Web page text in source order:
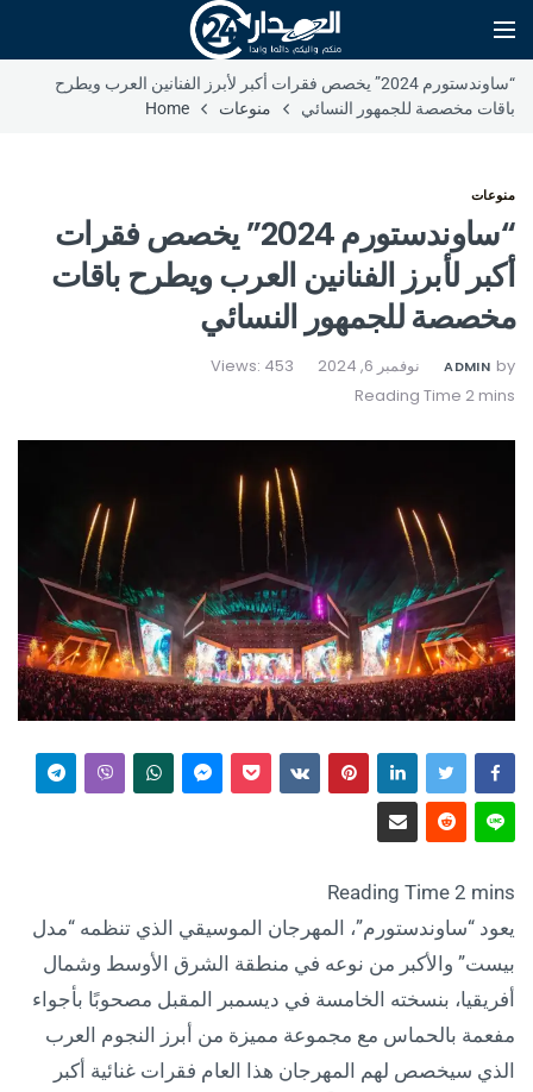
“ساوندستورم 2024” يخصص فقرات أكبر لأبرز الفنانين العرب ويطرح
باقات مخصصة للجمهور النسائي
منوعات Home
منوعات
“ساوندستورم 2024” يخصص فقرات
أكبر لأبرز الفنانين العرب ويطرح باقات
مخصصة للجمهور النسائي
by
ADMIN نوفمبر 6, 2024 Views: 453
يعود “ساوندستورم”، المهرجان الموسيقي الذي تنظمه “مدل
بيست” والأكبر من نوعه في منطقة الشرق الأوسط وشمال
أفريقيا، بنسخته الخامسة في ديسمبر المقبل مصحوبًا بأجواء
مفعمة بالحماس مع مجموعة مميزة من أبرز النجوم العرب
الذي سيخصص لهم المهرجان هذا العام فقرات غنائية أكبر